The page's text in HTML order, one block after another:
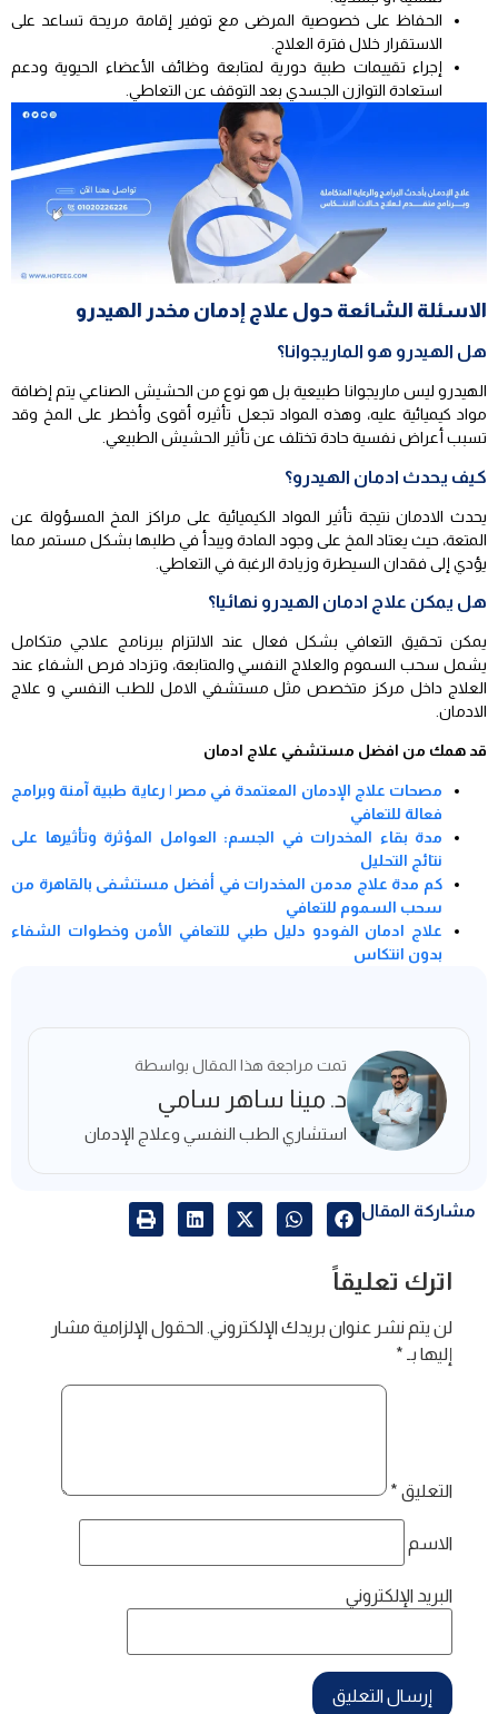
الحفاظ على خصوصية المرضى مع توفير إقامة مريحة تساعد على
الاستقرار خلال فترة العلاج.
إجراء تقييمات طبية دورية لمتابعة وظائف الأعضاء الحيوية ودعم
استعادة التوازن الجسدي بعد التوقف عن التعاطي.
الاسئلة الشائعة حول علاج إدمان مخدر الهيدرو
هل الهيدرو هو الماريجوانا؟
الهيدرو ليس ماريجوانا طبيعية بل هو نوع من الحشيش الصناعي يتم إضافة
مواد كيميائية عليه، وهذه المواد تجعل تأثيره أقوى وأخطر على المخ وقد
تسبب أعراض نفسية حادة تختلف عن تأثير الحشيش الطبيعي.
كيف يحدث ادمان الهيدرو؟
يحدث الادمان نتيجة تأثير المواد الكيميائية على مراكز المخ المسؤولة عن
المتعة، حيث يعتاد المخ على وجود المادة ويبدأ في طلبها بشكل مستمر مما
يؤدي إلى فقدان السيطرة وزيادة الرغبة في التعاطي.
هل يمكن علاج ادمان الهيدرو نهائيا؟
يمكن تحقيق التعافي بشكل فعال عند الالتزام ببرنامج علاجي متكامل
يشمل سحب السموم والعلاج النفسي والمتابعة، وتزداد فرص الشفاء عند
العلاج داخل مركز متخصص مثل مستشفي الامل للطب النفسي و علاج
الادمان.
قد همك من افضل مستشفي علاج ادمان
مصحات علاج الإدمان المعتمدة في مصر | رعاية طبية آمنة وبرامج
فعالة للتعافي
مدة بقاء المخدرات في الجسم: العوامل المؤثرة وتأثيرها على
نتائج التحليل
كم مدة علاج مدمن المخدرات في أفضل مستشفى بالقاهرة من
سحب السموم للتعافي
علاج ادمان الفودو دليل طبي للتعافي الأمن وخطوات الشفاء
بدون انتكاس
تمت مراجعة هذا المقال بواسطة
د. مينا ساهر سامي
استشاري الطب النفسي وعلاج الإدمان
مشاركة المقال
اترك تعليقاً
لن يتم نشر عنوان بريدك الإلكتروني. الحقول الإلزامية مشار
إليها بـ *
التعليق *
الاسم
البريد الإلكتروني